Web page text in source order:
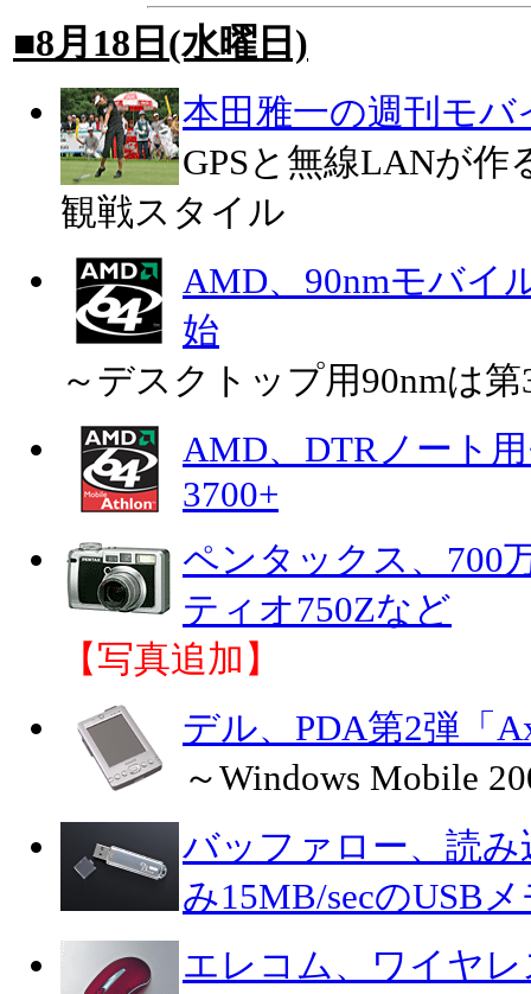
■8月18日(水曜日)
本田雅一の週刊モバ
GPSと無線LANが
観戦スタイル
AMD、90nmモバイ
始
～デスクトップ用90nmは
AMD、DTRノート
3700+
ペンタックス、700
ティオ750Zなど
【写真追加】
デル、PDA第2弾「
～Windows Mobile
バッファロー、読み
み15MB/secのUSB
エレコム、ワイヤ